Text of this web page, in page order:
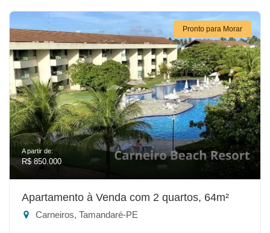
Pronto para Morar
A partir de:
R$ 850.000
Apartamento à Venda com 2 quartos, 64m²
Carneiros, Tamandaré-PE